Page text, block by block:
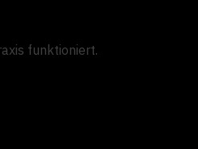
funktioniert.